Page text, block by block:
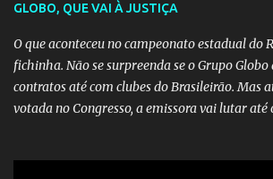
GLOBO, QUE VAI À JUSTIÇA
O que aconteceu no campeonato estadual do
fichinha. Não se surpreenda se o Grupo
contratos até com clubes do Brasileirão. Mas
votada no Congresso, a emissora vai lutar